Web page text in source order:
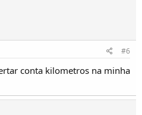
#6
conta kilometros na minha